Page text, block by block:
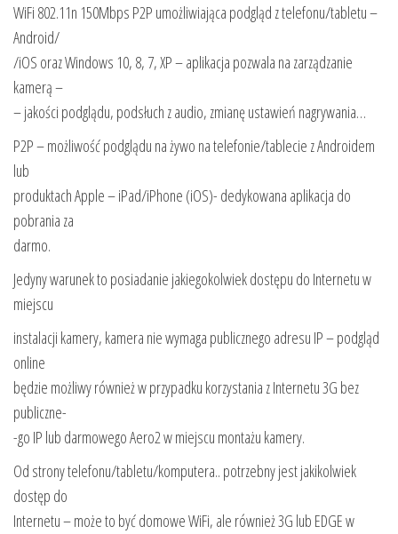
WiFi 802.11n 150Mbps P2P umożliwiająca podgląd z telefonu/tabletu –
Android/
/iOS oraz Windows 10, 8, 7, XP – aplikacja pozwala na zarządzanie
kamerą –
– jakości podglądu, podsłuch z audio, zmianę ustawień nagrywania…
P2P – możliwość podglądu na żywo na telefonie/tablecie z Androidem
lub
produktach Apple – iPad/iPhone (iOS)- dedykowana aplikacja do
pobrania za
darmo.
Jedyny warunek to posiadanie jakiegokolwiek dostępu do Internetu w
miejscu
instalacji kamery, kamera nie wymaga publicznego adresu IP – podgląd
online
będzie możliwy również w przypadku korzystania z Internetu 3G bez
publiczne-
-go IP lub darmowego Aero2 w miejscu montażu kamery.
Od strony telefonu/tabletu/komputera.. potrzebny jest jakikolwiek
dostęp do
Internetu – może to być domowe WiFi, ale również 3G lub EDGE w